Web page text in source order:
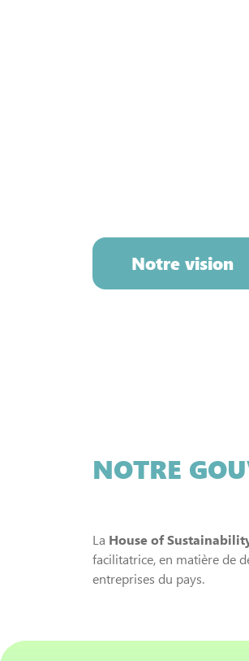
Notre vision
NOTRE
La House of
facilitatrice, en matière de
entreprises du pays.